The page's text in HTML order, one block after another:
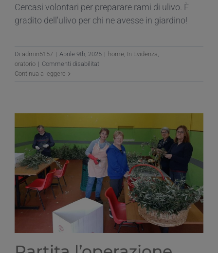
Cercasi volontari per preparare rami di ulivo. È
gradito dell'ulivo per chi ne avesse in giardino!
Di admin5157 | Aprile 9th, 2025 | home, In Evidenza,
oratorio | Commenti disabilitati
cercasi
Continua a leggere